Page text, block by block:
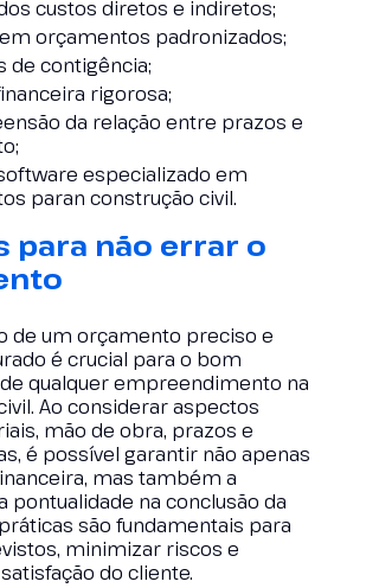
custos diretos e indiretos;
orçamentos padronizados;
de contigência;
rigorosa;
da relação entre prazos e
especializado em
paran construção civil.
para não errar o
de um orçamento preciso e
é crucial para o bom
qualquer empreendimento na
Ao considerar aspectos
mão de obra, prazos e
é possível garantir não apenas
mas também a
pontualidade na conclusão da
são fundamentais para
minimizar riscos e
do cliente.